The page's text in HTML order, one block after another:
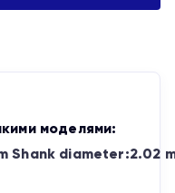
моделями:
Shank diameter:2.02